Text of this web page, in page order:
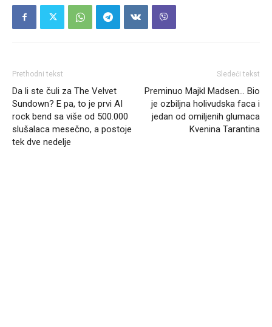
Prethodni tekst
Da li ste čuli za The Velvet
Sundown? E pa, to je prvi AI
rock bend sa više od 500.000
slušalaca mesečno, a postoje
tek dve nedelje
Sledeći tekst
Preminuo Majkl Madsen… Bio
je ozbiljna holivudska faca i
jedan od omiljenih glumaca
Kvenina Tarantina